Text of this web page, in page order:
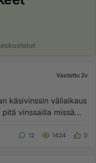
Vastattu 2v
käsivinssin väliaikaus
vinssailla missä
12 1424 0